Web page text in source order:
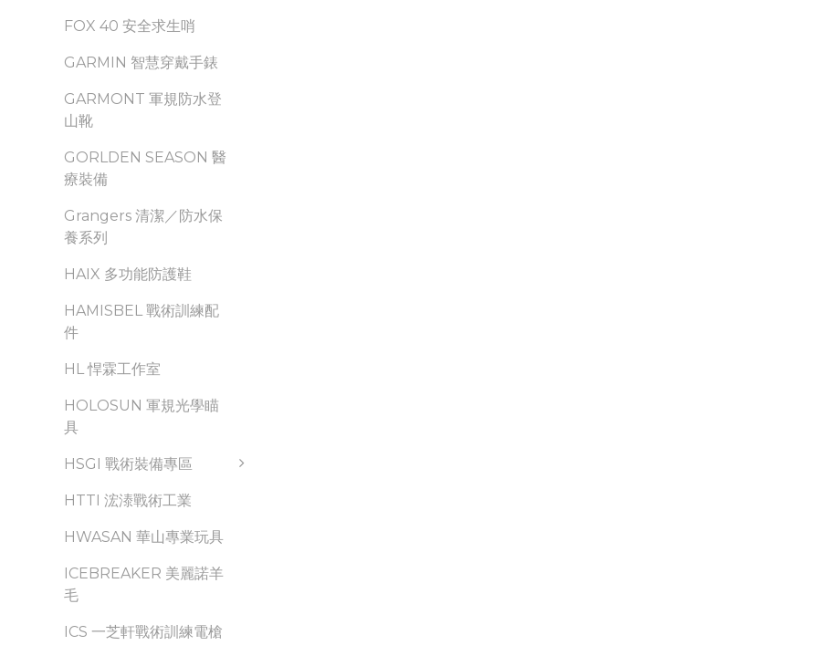
FOX 40 安全求生哨
GARMIN 智慧穿戴手錶
GARMONT 軍規防水登
山靴
GORLDEN SEASON 醫
療裝備
Grangers 清潔／防水保
養系列
HAIX 多功能防護鞋
HAMISBEL 戰術訓練配
件
HL 悍霖工作室
HOLOSUN 軍規光學瞄
具
HSGI 戰術裝備專區
HTTI 浤溙戰術工業
HWASAN 華山專業玩具
ICEBREAKER 美麗諾羊
毛
ICS 一芝軒戰術訓練電槍